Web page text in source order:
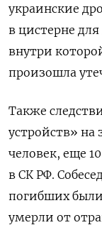
украинские
в цистерне
внутри
произошла
Также
устройств» на
человек, еще
в СК РФ.
погибших были
умерли от